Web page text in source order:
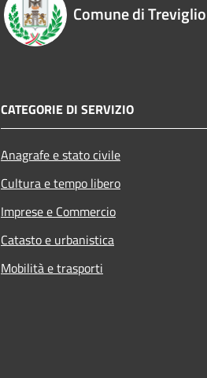
Comune di Treviglio
CATEGORIE DI SERVIZIO
Anagrafe e stato civile
Cultura e tempo libero
Imprese e Commercio
Catasto e urbanistica
Mobilità e trasporti